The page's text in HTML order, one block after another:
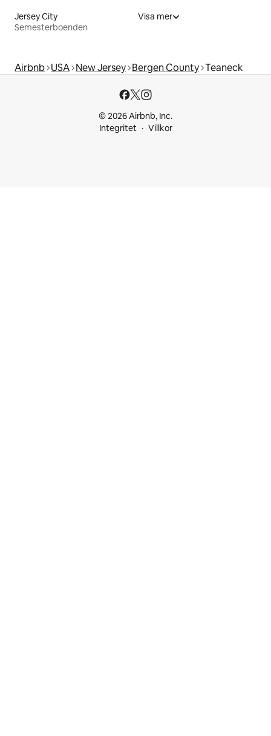
Jersey City
Semesterboenden
Visa mer
Airbnb USA New Jersey Bergen County Teaneck
© 2026 Airbnb, Inc.
Integritet
Villkor